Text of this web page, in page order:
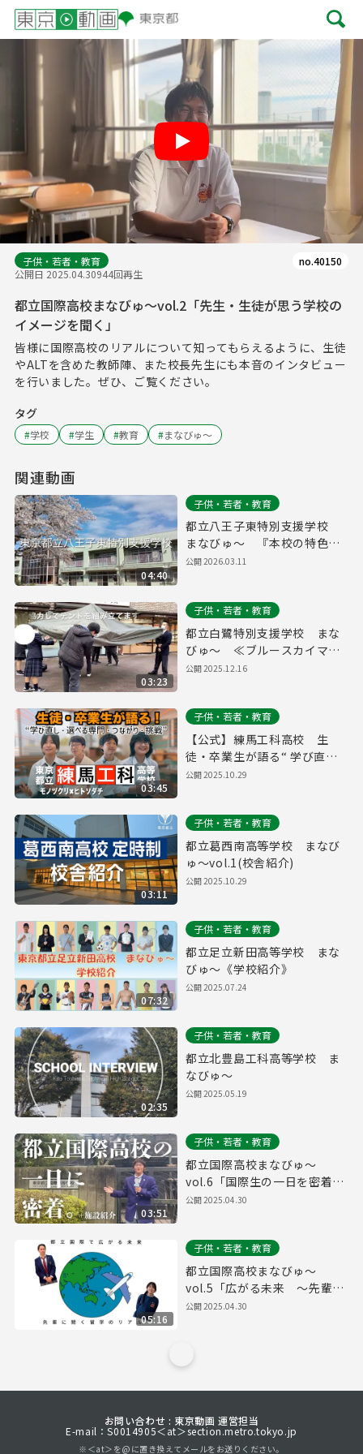
Play
子供・若者・教育
公開日 2025.04.30944回再生
no.40150
都立国際高校まなびゅ～vol.2「先生・生徒が思う学校の
イメージを聞く」
皆様に国際高校のリアルについて知ってもらえるように、生徒
やALTを含めた教師陣、また校長先生にも本音のインタビュー
を行いました。ぜひ、ご覧ください。
タグ
#学校 #学生 #教育 #まなびゅ～
関連動画
04:40
子供・若者・教育
都立八王子東特別支援学校
まなびゅ～ 『本校の特色に
ついて』
公開2026.03.11
03:23
子供・若者・教育
都立白鷺特別支援学校 まな
びゅ～ ≪ブルースカイマー
ケットでの取り組み≫
公開2025.12.16
03:45
子供・若者・教育
【公式】練馬工科高校 生
徒・卒業生が語る“ 学び直
し・選べる専門・つながり・
公開2025.10.29
03:11
子供・若者・教育
都立葛西南高等学校 まなび
ゅ～vol.1(校舎紹介)
公開2025.10.29
07:32
子供・若者・教育
都立足立新田高等学校 まな
びゅ～《学校紹介》
公開2025.07.24
02:35
子供・若者・教育
都立北豊島工科高等学校 ま
なびゅ～
公開2025.05.19
03:51
子供・若者・教育
都立国際高校まなびゅ～
vol.6「国際生の一日を密着リ
ポートしてみた！」
公開2025.04.30
05:16
子供・若者・教育
都立国際高校まなびゅ～
vol.5「広がる未来 〜先輩に
聞く留学のリアル〜」
公開2025.04.30
お問い合わせ : 東京動画 運営担当
E-mail：S0014905＜at＞section.metro.tokyo.jp
※＜at＞を@に置き換えてメールをお送りください。